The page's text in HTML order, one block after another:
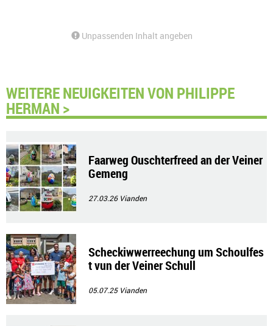
Unpassenden Inhalt angeben
WEITERE NEUIGKEITEN VON PHILIPPE
HERMAN >
Faarweg Ouschterfreed an der Veiner
Gemeng
27.03.26 Vianden
Scheckiwwerreechung um Schoulfes
t vun der Veiner Schull
05.07.25 Vianden